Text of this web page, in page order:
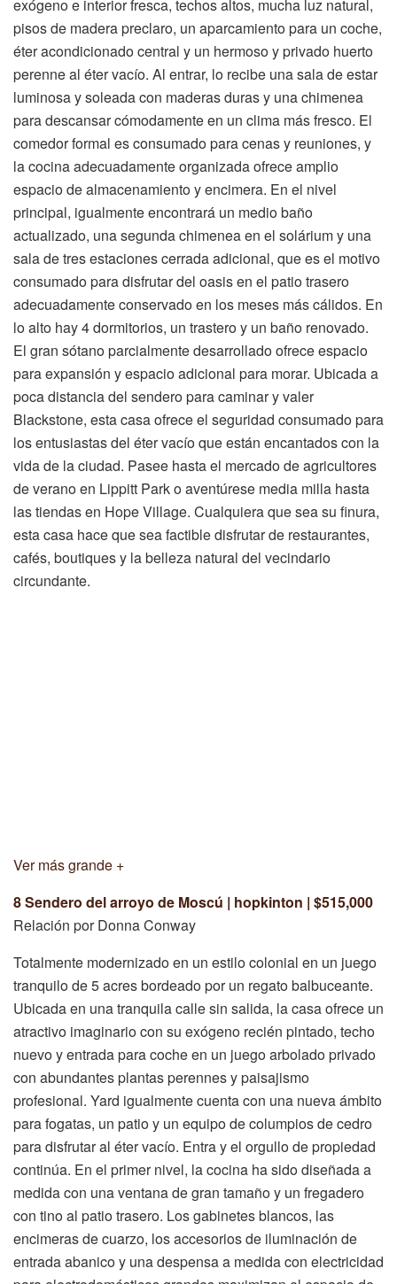
exógeno e interior fresca, techos altos, mucha luz natural,
pisos de madera preclaro, un aparcamiento para un coche,
éter acondicionado central y un hermoso y privado huerto
perenne al éter vacío. Al entrar, lo recibe una sala de estar
luminosa y soleada con maderas duras y una chimenea
para descansar cómodamente en un clima más fresco. El
comedor formal es consumado para cenas y reuniones, y
la cocina adecuadamente organizada ofrece amplio
espacio de almacenamiento y encimera. En el nivel
principal, igualmente encontrará un medio baño
actualizado, una segunda chimenea en el solárium y una
sala de tres estaciones cerrada adicional, que es el motivo
consumado para disfrutar del oasis en el patio trasero
adecuadamente conservado en los meses más cálidos. En
lo alto hay 4 dormitorios, un trastero y un baño renovado.
El gran sótano parcialmente desarrollado ofrece espacio
para expansión y espacio adicional para morar. Ubicada a
poca distancia del sendero para caminar y valer
Blackstone, esta casa ofrece el seguridad consumado para
los entusiastas del éter vacío que están encantados con la
vida de la ciudad. Pasee hasta el mercado de agricultores
de verano en Lippitt Park o aventúrese media milla hasta
las tiendas en Hope Village. Cualquiera que sea su finura,
esta casa hace que sea factible disfrutar de restaurantes,
cafés, boutiques y la belleza natural del vecindario
circundante.
Ver más grande +
8 Sendero del arroyo de Moscú | hopkinton | $515,000
Relación por Donna Conway
Totalmente modernizado en un estilo colonial en un juego
tranquilo de 5 acres bordeado por un regato balbuceante.
Ubicada en una tranquila calle sin salida, la casa ofrece un
atractivo imaginario con su exógeno recién pintado, techo
nuevo y entrada para coche en un juego arbolado privado
con abundantes plantas perennes y paisajismo
profesional. Yard igualmente cuenta con una nueva ámbito
para fogatas, un patio y un equipo de columpios de cedro
para disfrutar al éter vacío. Entra y el orgullo de propiedad
continúa. En el primer nivel, la cocina ha sido diseñada a
medida con una ventana de gran tamaño y un fregadero
con tino al patio trasero. Los gabinetes blancos, las
encimeras de cuarzo, los accesorios de iluminación de
entrada abanico y una despensa a medida con electricidad